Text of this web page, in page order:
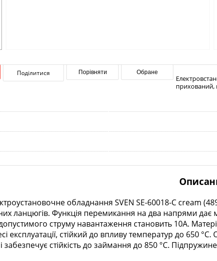
Поділитися Порівняти Обране
прихований,
обладнання SVEN SE-60018-C cream
ланцюгів. Функція перемикання на два напрями
струму навантаження становить 10А.
експлуатації, стійкий до впливу температур до 650
стійкість до займання до 850 °С.